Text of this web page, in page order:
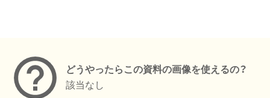
どうやったらこの資料の画像を使えるの？
該当なし